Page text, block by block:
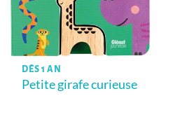
DÈS 1 AN
Petite girafe curieuse